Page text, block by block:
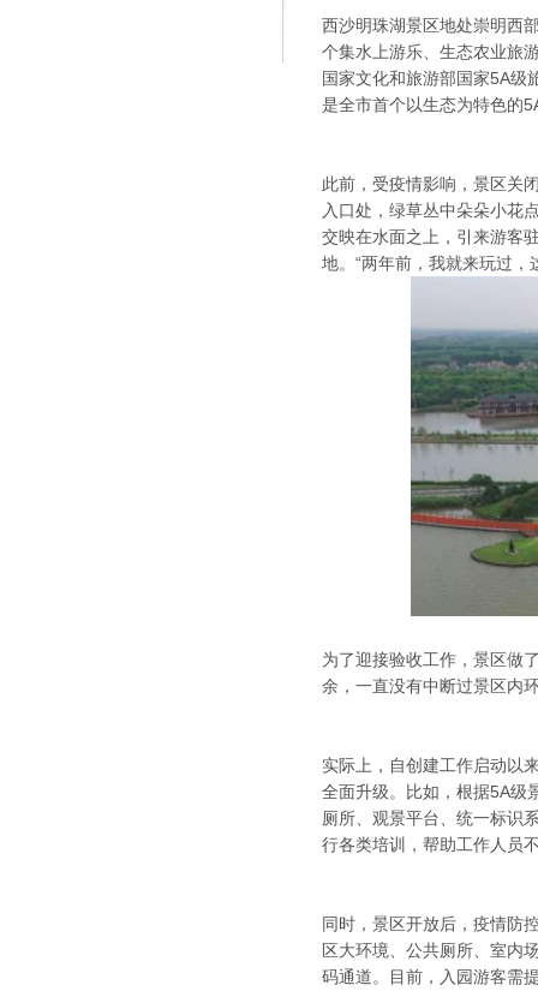
西沙明珠湖景区地处崇明西
个集水上游乐、生态农业旅
国家文化和旅游部国家5A级
是全市首个以生态为特色的
此前，受疫情影响，景区关
入口处，绿草丛中朵朵小花
交映在水面之上，引来游客
地。“两年前，我就来玩过
为了迎接验收工作，景区做
余，一直没有中断过景区内
实际上，自创建工作启动以
全面升级。比如，根据5A级
厕所、观景平台、统一标识
行各类培训，帮助工作人员
同时，景区开放后，疫情防
区大环境、公共厕所、室内
码通道。目前，入园游客需